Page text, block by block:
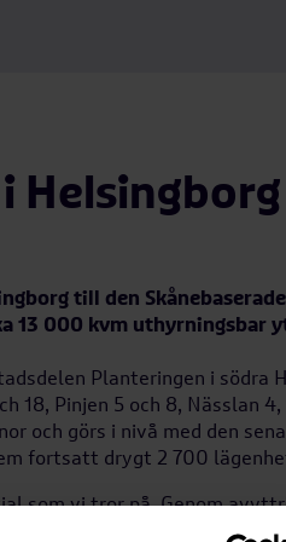
Helsingborg
till den
13 000 kvm uthyrningsbar
Planteringen i södra
18, Pinjen 5 och 8, Nässlan 4,
och görs i nivå med den
fortsatt drygt 2 700
som vi tror på. Genom
på orten, säger Anette